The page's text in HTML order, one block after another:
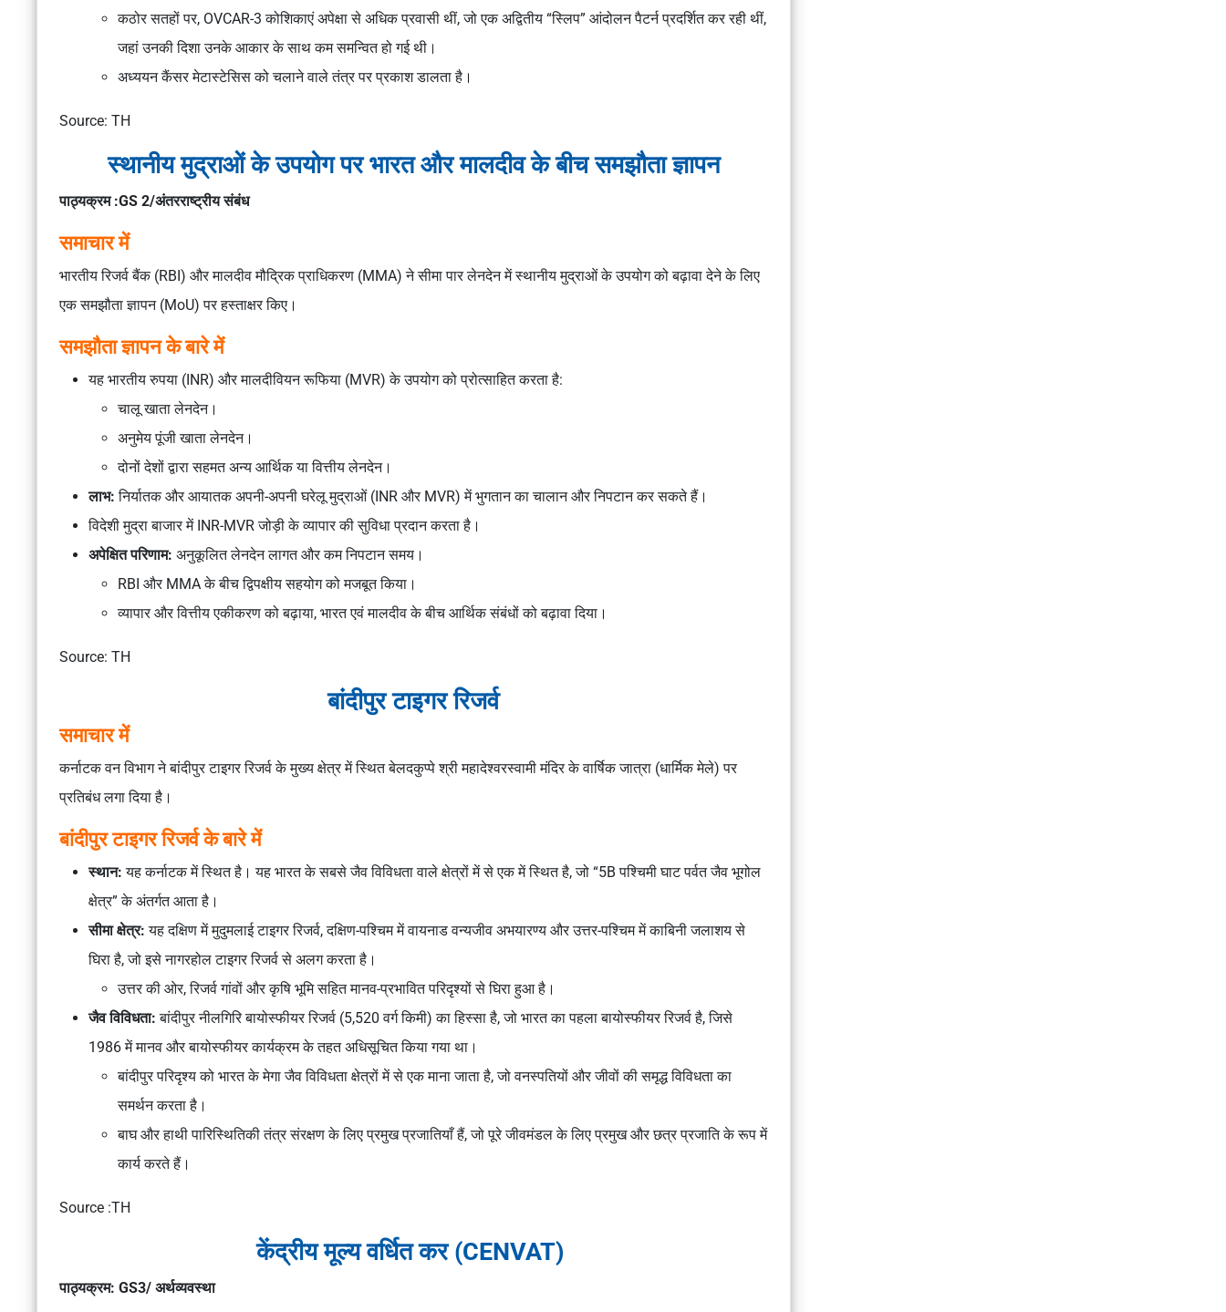
कठोर सतहों पर, OVCAR-3 कोशिकाएं अपेक्षा से अधिक प्रवासी थीं, जो एक अद्वितीय “स्लिप” आंदोलन पैटर्न प्रदर्शित कर रही थीं,
जहां उनकी दिशा उनके आकार के साथ कम समन्वित हो गई थी।
अध्ययन कैंसर मेटास्टेसिस को चलाने वाले तंत्र पर प्रकाश डालता है।
Source: TH
स्थानीय मुद्राओं के उपयोग पर भारत और मालदीव के बीच समझौता ज्ञापन
पाठ्यक्रम :GS 2/अंतरराष्ट्रीय संबंध
समाचार में
भारतीय रिजर्व बैंक (RBI) और मालदीव मौद्रिक प्राधिकरण (MMA) ने सीमा पार लेनदेन में स्थानीय मुद्राओं के उपयोग को बढ़ावा देने के लिए
एक समझौता ज्ञापन (MoU) पर हस्ताक्षर किए।
समझौता ज्ञापन के बारे में
यह भारतीय रुपया (INR) और मालदीवियन रूफिया (MVR) के उपयोग को प्रोत्साहित करता है:
चालू खाता लेनदेन।
अनुमेय पूंजी खाता लेनदेन।
दोनों देशों द्वारा सहमत अन्य आर्थिक या वित्तीय लेनदेन।
लाभ: निर्यातक और आयातक अपनी-अपनी घरेलू मुद्राओं (INR और MVR) में भुगतान का चालान और निपटान कर सकते हैं।
विदेशी मुद्रा बाजार में INR-MVR जोड़ी के व्यापार की सुविधा प्रदान करता है।
अपेक्षित परिणाम: अनुकूलित लेनदेन लागत और कम निपटान समय।
RBI और MMA के बीच द्विपक्षीय सहयोग को मजबूत किया।
व्यापार और वित्तीय एकीकरण को बढ़ाया, भारत एवं मालदीव के बीच आर्थिक संबंधों को बढ़ावा दिया।
Source: TH
बांदीपुर टाइगर रिजर्व
समाचार में
कर्नाटक वन विभाग ने बांदीपुर टाइगर रिजर्व के मुख्य क्षेत्र में स्थित बेलदकुप्पे श्री महादेश्वरस्वामी मंदिर के वार्षिक जात्रा (धार्मिक मेले) पर
प्रतिबंध लगा दिया है।
बांदीपुर टाइगर रिजर्व के बारे में
स्थान:यह कर्नाटक में स्थित है। यह भारत के सबसे जैव विविधता वाले क्षेत्रों में से एक में स्थित है, जो “5B पश्चिमी घाट पर्वत जैव भूगोल
क्षेत्र” के अंतर्गत आता है।
सीमा क्षेत्र:यह दक्षिण में मुदुमलाई टाइगर रिजर्व, दक्षिण-पश्चिम में वायनाड वन्यजीव अभयारण्य और उत्तर-पश्चिम में काबिनी जलाशय से
घिरा है, जो इसे नागरहोल टाइगर रिजर्व से अलग करता है।
उत्तर की ओर, रिजर्व गांवों और कृषि भूमि सहित मानव-प्रभावित परिदृश्यों से घिरा हुआ है।
जैव विविधता: बांदीपुर नीलगिरि बायोस्फीयर रिजर्व (5,520 वर्ग किमी) का हिस्सा है, जो भारत का पहला बायोस्फीयर रिजर्व है, जिसे
1986 में मानव और बायोस्फीयर कार्यक्रम के तहत अधिसूचित किया गया था।
बांदीपुर परिदृश्य को भारत के मेगा जैव विविधता क्षेत्रों में से एक माना जाता है, जो वनस्पतियों और जीवों की समृद्ध विविधता का
समर्थन करता है।
बाघ और हाथी पारिस्थितिकी तंत्र संरक्षण के लिए प्रमुख प्रजातियाँ हैं, जो पूरे जीवमंडल के लिए प्रमुख और छत्र प्रजाति के रूप में
कार्य करते हैं।
Source :TH
केंद्रीय मूल्य वर्धित कर (CENVAT)
पाठ्यक्रम: GS3/ अर्थव्यवस्था